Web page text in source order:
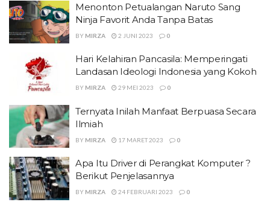
Menonton Petualangan Naruto Sang
Ninja Favorit Anda Tanpa Batas
BY MIRZA 2 JUNI 2023 0
Hari Kelahiran Pancasila: Memperingati
Landasan Ideologi Indonesia yang Kokoh
BY MIRZA 29 MEI 2023 0
Ternyata Inilah Manfaat Berpuasa Secara
Ilmiah
BY MIRZA 17 MARET 2023 0
Apa Itu Driver di Perangkat Komputer ?
Berikut Penjelasannya
BY MIRZA 24 FEBRUARI 2023 0